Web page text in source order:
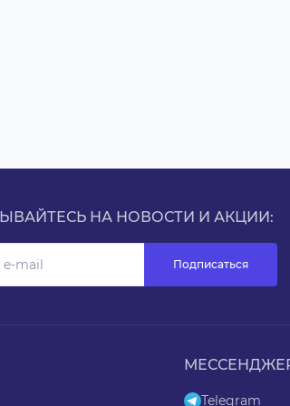
НА НОВОСТИ И АКЦИИ:
Подписаться
Telegram